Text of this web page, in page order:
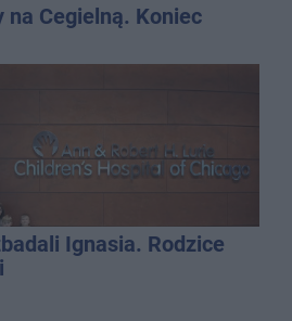
na Cegielną. Koniec
Ignasia. Rodzice